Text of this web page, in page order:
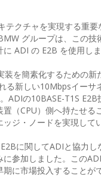
クチャを実現する重
グループは、この
ADI の E2B を使用しま
を簡素化するための新
る新しい10Mbpsイー
ADIの10BASE-T1S
（CPU）側へ持たせ
ジ・ノードを実現して
に関してADIと協力
参加しました。この
に市場投入することが